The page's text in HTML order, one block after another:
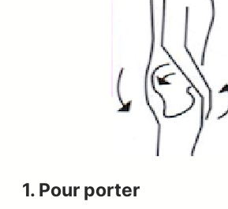
1. Pour porter